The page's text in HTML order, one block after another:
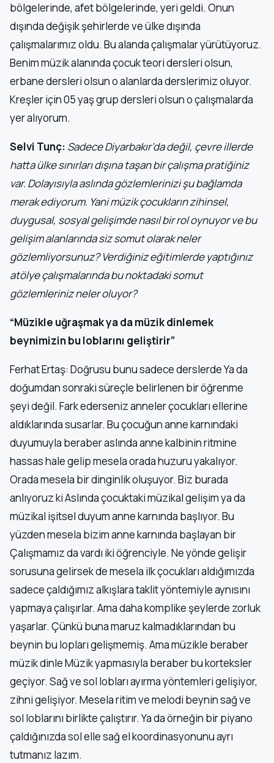
bölgelerinde, afet bölgelerinde, yeri geldi. Onun
dışında değişik şehirlerde ve ülke dışında
çalışmalarımız oldu. Bu alanda çalışmalar yürütüyoruz.
Benim müzik alanında çocuk teori dersleri olsun,
erbane dersleri olsun o alanlarda derslerimiz oluyor.
Kreşler için 05 yaş grup dersleri olsun o çalışmalarda
yer alıyorum.
Selvi Tunç: Sadece Diyarbakır’da değil, çevre illerde
hatta ülke sınırları dışına taşan bir çalışma pratiğiniz
var. Dolayısıyla aslında gözlemlerinizi şu bağlamda
merak ediyorum. Yani müzik çocukların zihinsel,
duygusal, sosyal gelişimde nasıl bir rol oynuyor ve bu
gelişim alanlarında siz somut olarak neler
gözlemliyorsunuz? Verdiğiniz eğitimlerde yaptığınız
atölye çalışmalarında bu noktadaki somut
gözlemleriniz neler oluyor?
“Müzikle uğraşmak ya da müzik dinlemek
beynimizin bu loblarını geliştirir”
Ferhat Ertaş: Doğrusu bunu sadece derslerde Ya da
doğumdan sonraki süreçle belirlenen bir öğrenme
şeyi değil. Fark ederseniz anneler çocukları ellerine
aldıklarında susarlar. Bu çocuğun anne karnındaki
duyumuyla beraber aslında anne kalbinin ritmine
hassas hale gelip mesela orada huzuru yakalıyor.
Orada mesela bir dinginlik oluşuyor. Biz burada
anlıyoruz ki Aslında çocuktaki müzikal gelişim ya da
müzikal işitsel duyum anne karnında başlıyor. Bu
yüzden mesela bizim anne karnında başlayan bir
Çalışmamız da vardı iki öğrenciyle. Ne yönde gelişir
sorusuna gelirsek de mesela ilk çocukları aldığımızda
sadece çaldığımız alkışlara taklit yöntemiyle aynısını
yapmaya çalışırlar. Ama daha komplike şeylerde zorluk
yaşarlar. Çünkü buna maruz kalmadıklarından bu
beynin bu lopları gelişmemiş. Ama müzikle beraber
müzik dinle Müzik yapmasıyla beraber bu korteksler
geçiyor. Sağ ve sol lobları ayırma yöntemleri gelişiyor,
zihni gelişiyor. Mesela ritim ve melodi beynin sağ ve
sol loblarını birlikte çalıştırır. Ya da örneğin bir piyano
çaldığınızda sol elle sağ el koordinasyonunu ayrı
tutmanız lazım.